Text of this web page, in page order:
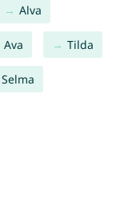
Alva
Ava Tilda
Selma